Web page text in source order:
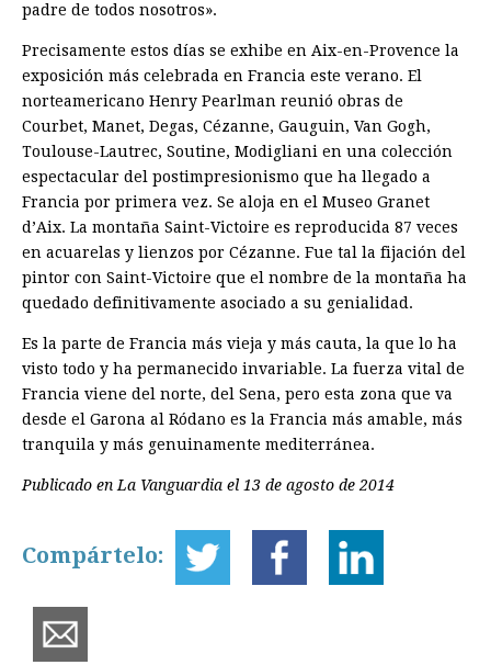
padre de todos nosotros».
Precisamente estos días se exhibe en Aix-en-Provence la
exposición más celebrada en Francia este verano. El
norteamericano Henry Pearlman reunió obras de
Courbet, Manet, Degas, Cézanne, Gauguin, Van Gogh,
Toulouse-Lautrec, Soutine, Modigliani en una colección
espectacular del postimpresionismo que ha llegado a
Francia por primera vez. Se aloja en el Museo Granet
d’Aix. La montaña Saint-Victoire es reproducida 87 veces
en acuarelas y lienzos por Cézanne. Fue tal la fijación del
pintor con Saint-Victoire que el nombre de la montaña ha
quedado definitivamente asociado a su genialidad.
Es la parte de Francia más vieja y más cauta, la que lo ha
visto todo y ha permanecido invariable. La fuerza vital de
Francia viene del norte, del Sena, pero esta zona que va
desde el Garona al Ródano es la Francia más amable, más
tranquila y más genuinamente mediterránea.
Publicado en La Vanguardia el 13 de agosto de 2014
Compártelo: